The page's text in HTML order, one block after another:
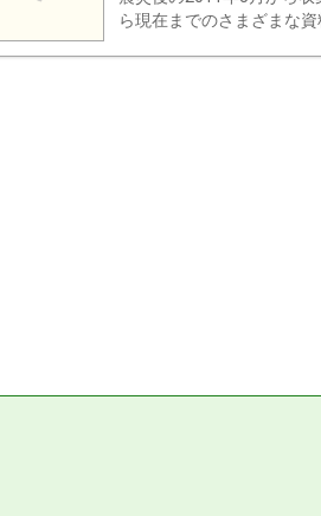
ら現在までのさまざまな資